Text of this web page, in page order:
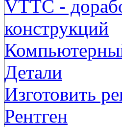
VTTC -
конструкций
Детали
Изготовить
Рентген